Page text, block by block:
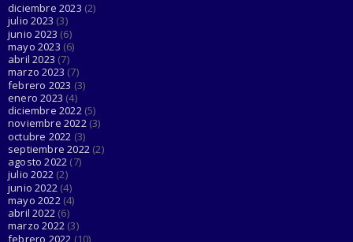
diciembre 2023 (2)
julio 2023 (3)
junio 2023 (6)
mayo 2023 (6)
abril 2023 (7)
marzo 2023 (7)
febrero 2023 (3)
enero 2023 (4)
diciembre 2022(5)
noviembre 2022(3)
octubre 2022 (3)
septiembre 2022 (2)
agosto 2022 (7)
julio 2022 (2)
junio 2022 (4)
mayo 2022(4)
abril 2022 (6)
marzo 2022 (3)
febrero 2022 (10)